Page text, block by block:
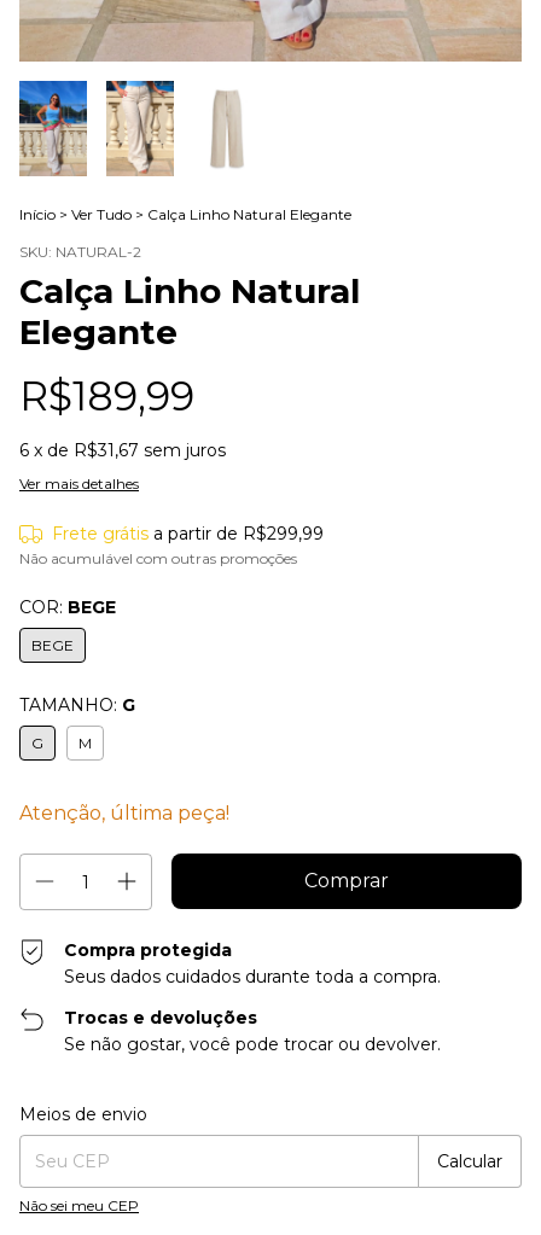
Início > Ver Tudo > Calça Linho Natural Elegante
SKU: NATURAL-2
Calça Linho Natural
Elegante
R$189,99
6 x de R$31,67 sem juros
Ver mais detalhes
Frete grátis a partir de R$299,99
Não acumulável com outras promoções
COR: BEGE
BEGE
TAMANHO: G
G M
Atenção, última peça!
Compra protegida
Seus dados cuidados durante toda a compra.
Trocas e devoluções
Se não gostar, você pode trocar ou devolver.
Entregas para o CEP:
Meios de envio
Calcular
Não sei meu CEP